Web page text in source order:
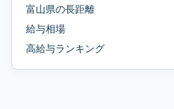
富山県の長距離
給与相場
高給与ランキング